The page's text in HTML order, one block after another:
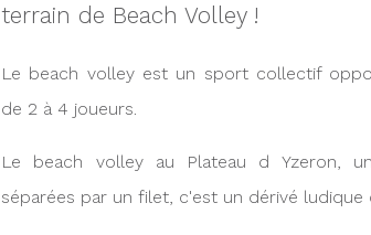
terrain de Beach Volley !
Le beach volley est un sport collectif
de 2 à 4 joueurs.
Le beach volley au Plateau d Yzeron,
séparées par un filet, c'est un dérivé ludique